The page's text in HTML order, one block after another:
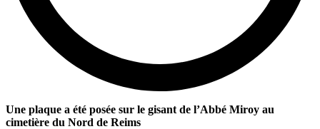
Une plaque a été posée sur le gisant de l’Abbé Miroy au
cimetière du Nord de Reims